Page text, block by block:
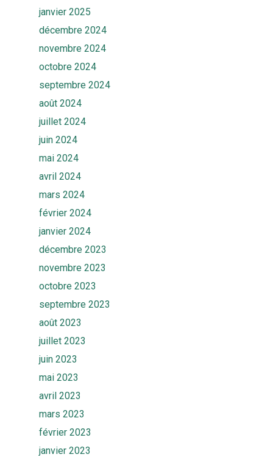
janvier 2025
décembre 2024
novembre 2024
octobre 2024
septembre 2024
août 2024
juillet 2024
juin 2024
mai 2024
avril 2024
mars 2024
février 2024
janvier 2024
décembre 2023
novembre 2023
octobre 2023
septembre 2023
août 2023
juillet 2023
juin 2023
mai 2023
avril 2023
mars 2023
février 2023
janvier 2023